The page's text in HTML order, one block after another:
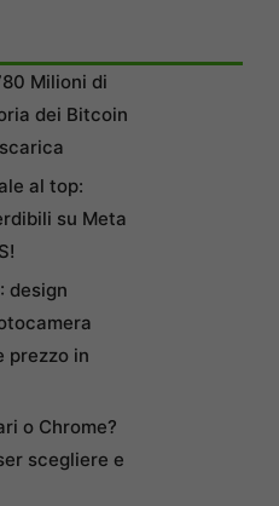
Milioni di
dei Bitcoin
al top:
su Meta
design
prezzo in
o Chrome?
scegliere e